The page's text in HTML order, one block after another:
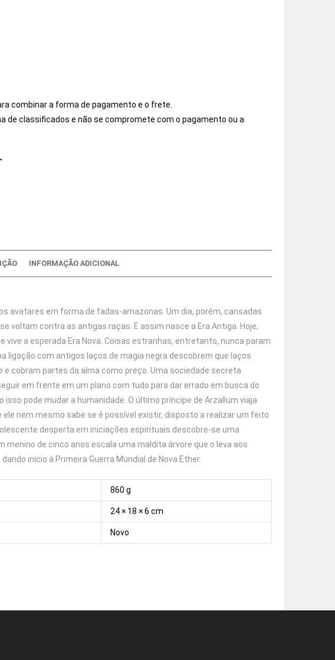
combinar a forma de pagamento e o frete.
de classificados e não se compromete com o pagamento ou a
INFORMAÇÃO ADICIONAL
avatares em forma de fadas-amazonas. Um dia, porém, cansadas
voltam contra as antigas raças. E assim nasce a Era Antiga. Hoje,
vive a esperada Era Nova. Coisas estranhas, entretanto, nunca param
ligação com antigos laços de magia negra descobrem que laços
cobram partes da alma como preço. Uma sociedade secreta
em frente em um plano com tudo para dar errado em busca do
pode mudar a humanidade. O último príncipe de Arzallum viaja
nem mesmo sabe se é possível existir, disposto a realizar um feito
desperta em iniciações espirituais descobre-se uma
menino de cinco anos escala uma maldita árvore que o leva aos
início à Primeira Guerra Mundial de Nova Ether.
860 g
24 × 18 × 6 cm
Novo